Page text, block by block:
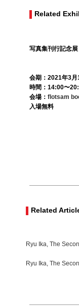
Related
写真集刊行記念
会期：2021年3
時間：14:00〜
会場： flotsam
入場無料
Related
Ryu Ika, The
Ryu Ika, The